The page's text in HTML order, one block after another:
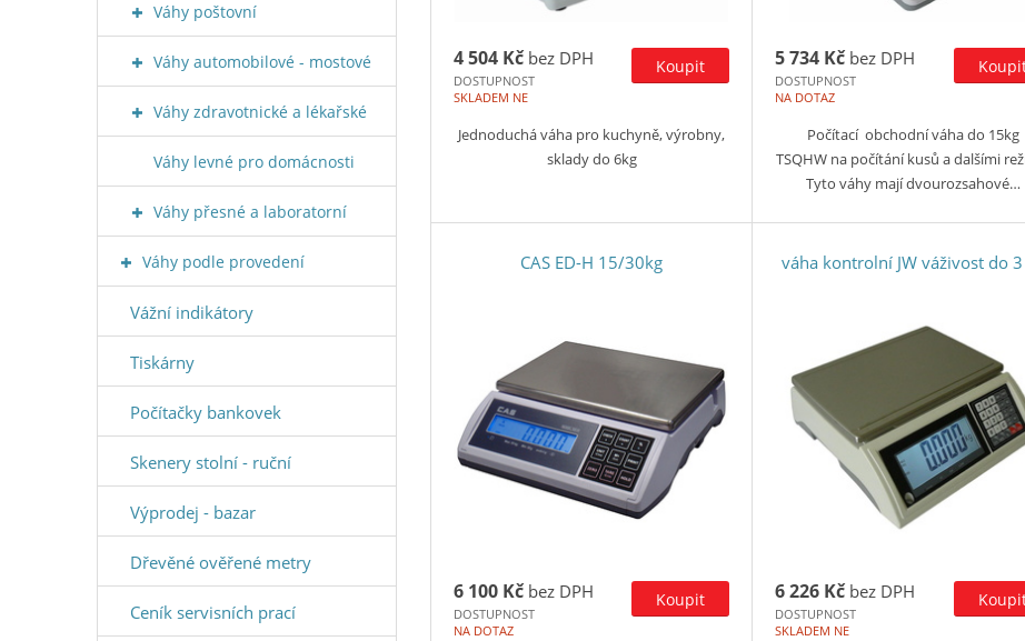
4 504 Kč bez DPH
DOSTUPNOST
SKLADEM NE
Jednoduchá váha pro kuchyně, výrobny,
sklady do 6kg
5 734 Kč bez DPH
DOSTUPNOST
NA DOTAZ
Počítací obchodní váha do 15kg
TSQHW na počítání kusů a dalšími
Tyto váhy mají dvourozsahové…
CAS ED-H 15/30kg
6 100 Kč bez DPH
DOSTUPNOST
NA DOTAZ
váha kontrolní JW váživost do
6 226 Kč bez DPH
DOSTUPNOST
SKLADEM NE
Váhy poštovní
Váhy automobilové - mostové
Váhy zdravotnické a lékařské
Váhy levné pro domácnosti
Váhy přesné a laboratorní
Váhy podle provedení
Vážní indikátory
Tiskárny
Počítačky bankovek
Skenery stolní - ruční
Výprodej - bazar
Dřevěné ověřené metry
Ceník servisních prací